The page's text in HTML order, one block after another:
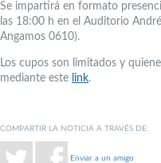
Se impartirá en formato
las 18:00 h en el Auditorio
Angamos 0610).
Los cupos son limitados y
mediante este link.
COMPARTIR LA NOTICIA A TRAVÉS DE:
Enviar a un amigo